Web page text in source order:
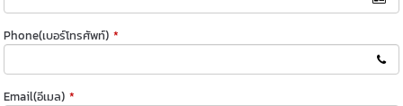
Phone(เบอร์โทรศัพท์) *
Email(อีเมล) *